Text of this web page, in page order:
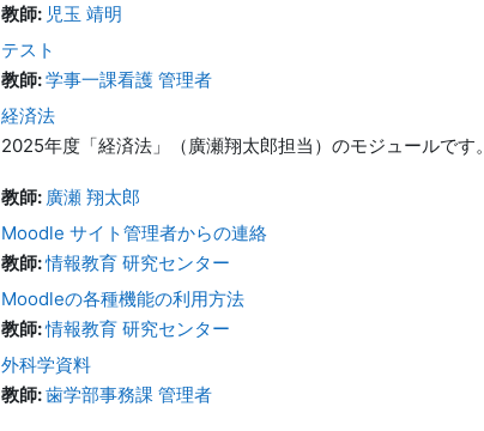
教師: 児玉 靖明
テスト
教師:学事一課看護 管理者
経済法
2025年度「経済法」（廣瀬翔太郎担当）のモジュールです。
教師: 廣瀬 翔太郎
Moodle サイト管理者からの連絡
教師:情報教育 研究センター
Moodleの各種機能の利用方法
教師:情報教育 研究センター
外科学資料
教師:歯学部事務課 管理者